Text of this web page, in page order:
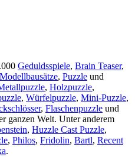
Geduldsspiele, Brain Teaser,
, Puzzle und
, Holzpuzzle,
, Würfelpuzzle, Mini-Puzzle,
, Flaschenpuzzle und
ganzen Welt. Unter anderem
, Huzzle Cast Puzzle,
, Philos, Fridolin, Bartl, Recent
.